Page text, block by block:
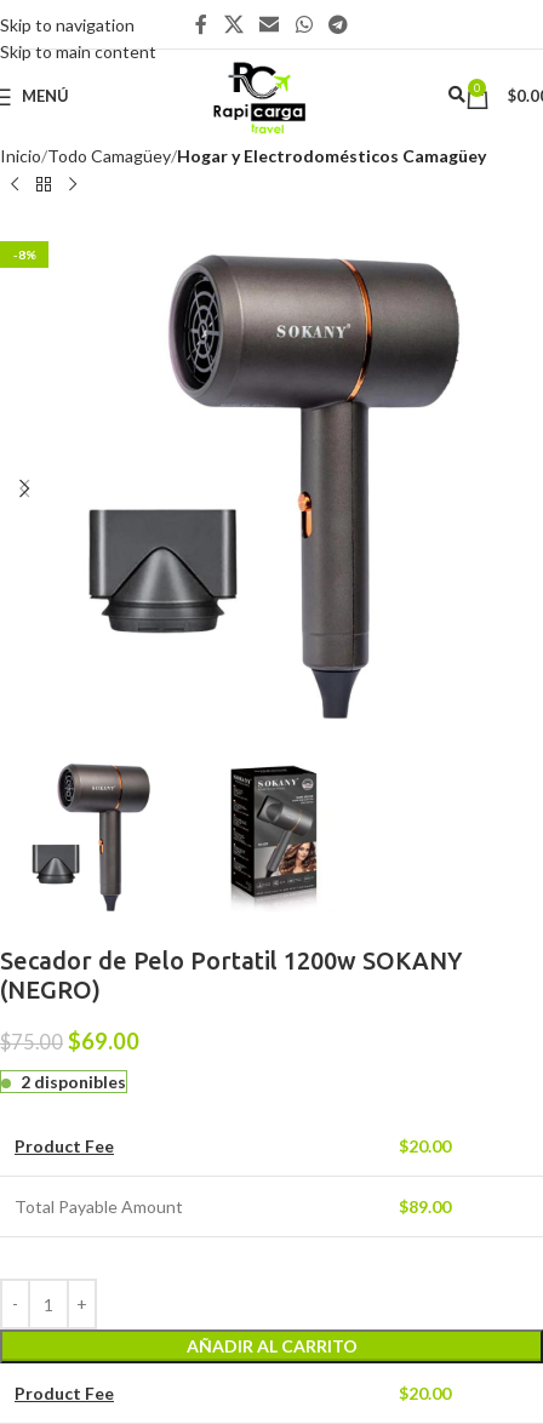
Skip to navigation
Skip to main content
MENÚ 0 $
Inicio Todo Camagüey Hogar y Electrodomésticos Camagüey
-8%
Secador de Pelo Portatil 1200w SOKANY
(NEGRO)
$75.00 $69.00
2 disponibles
Product Fee $20.00
Total Payable Amount $89.00
AÑADIR AL CARRITO
Product Fee $20.00